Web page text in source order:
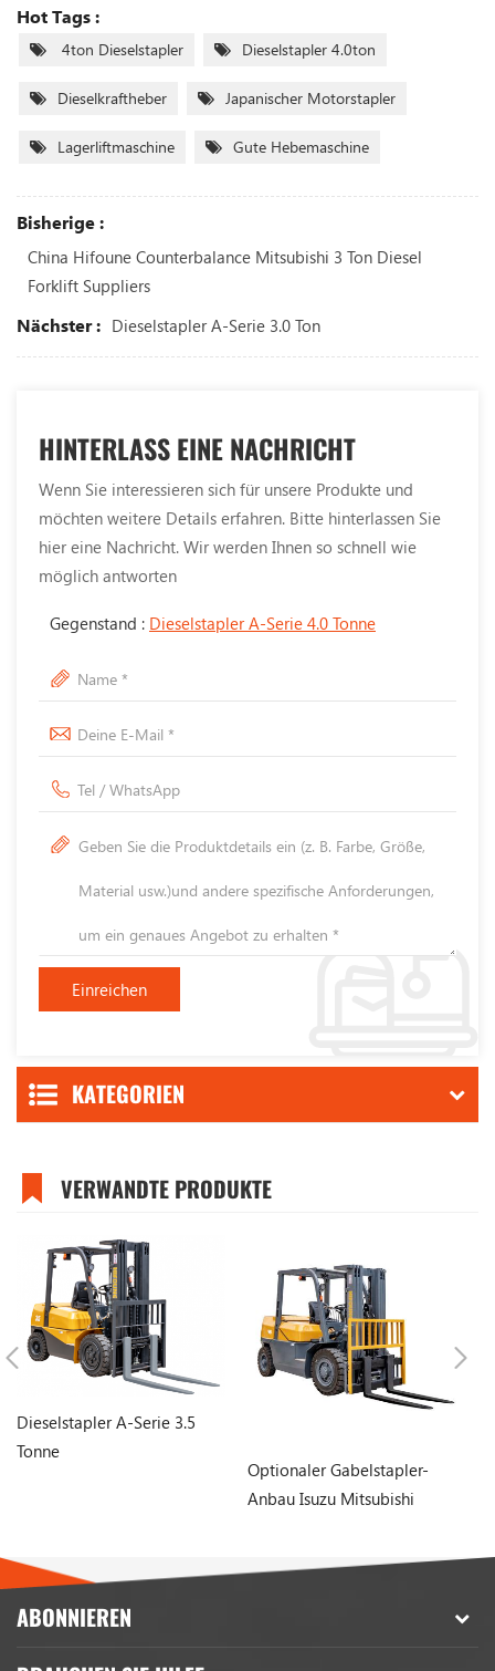
Hot Tags :
4ton Dieselstapler Dieselstapler 4.0ton
Dieselkraftheber Japanischer Motorstapler
Lagerliftmaschine Gute Hebemaschine
Bisherige :
China Hifoune Counterbalance Mitsubishi 3 Ton Diesel
Forklift Suppliers
Nächster : Dieselstapler A-Serie 3.0 Ton
HINTERLASS EINE NACHRICHT
Wenn Sie interessieren sich für unsere Produkte und
möchten weitere Details erfahren. Bitte hinterlassen Sie
hier eine Nachricht. Wir werden Ihnen so schnell wie
möglich antworten
Gegenstand : Dieselstapler A-Serie 4.0 Tonne
KATEGORIEN
VERWANDTE PRODUKTE
Dieselstapler A-Serie 3.5
Tonne
Optionaler Gabelstapler-
Anbau Isuzu Mitsubishi
Diesel-Gabelstapler zu
ABONNIEREN